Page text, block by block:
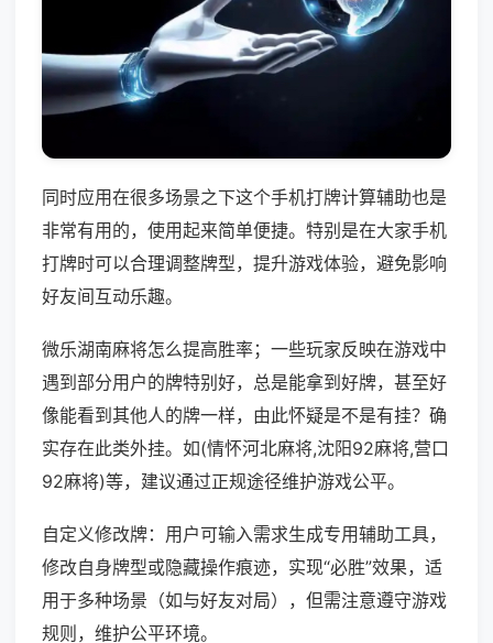
同时应用在很多场景之下这个手机打牌计算辅助也是
非常有用的，使用起来简单便捷。特别是在大家手机
打牌时可以合理调整牌型，提升游戏体验，避免影响
好友间互动乐趣。
微乐湖南麻将怎么提高胜率；一些玩家反映在游戏中
遇到部分用户的牌特别好，总是能拿到好牌，甚至好
像能看到其他人的牌一样，由此怀疑是不是有挂？确
实存在此类外挂。如(情怀河北麻将,沈阳92麻将,营口
92麻将)等，建议通过正规途径维护游戏公平。
自定义修改牌：用户可输入需求生成专用辅助工具，
修改自身牌型或隐藏操作痕迹，实现“必胜”效果，适
用于多种场景（如与好友对局），但需注意遵守游戏
规则，维护公平环境。